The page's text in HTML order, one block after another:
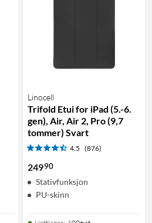
Linocell
Trifold Etui for iPad (5.-6.
gen), Air, Air 2, Pro (9,7
tommer) Svart
4.5 (876)
24990
Stativfunksjon
PU-skinn